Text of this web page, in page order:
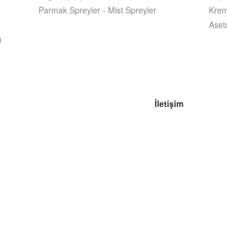
Parmak Spreyler - Mist Spreyler
İletişim